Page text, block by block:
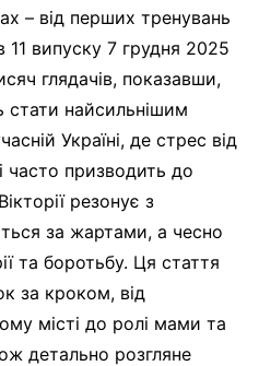
– від перших тренувань
11 випуску 7 грудня 2025
глядачів, показавши,
найсильнішим
Україні, де стрес від
часто призводить до
резонує з
за жартами, а чесно
та боротьбу. Ця стаття
за кроком, від
місті до ролі мами та
детально розгляне